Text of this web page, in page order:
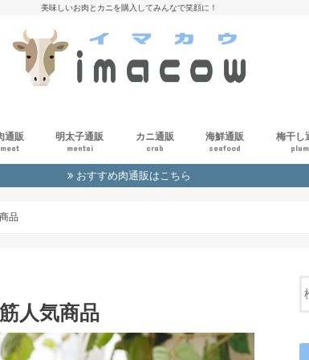
美味しいお肉とカニを購入してみんなで笑顔に！
通販
meat
通販の初心者ガイド
明太子通販
mentai
カニ通販
crab
海鮮通販
seafood
梅干し
plum
おすすめ肉通販はこちら
品
人気商品